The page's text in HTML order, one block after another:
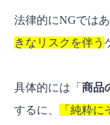
法律的にNGではあ
きなリスクを伴う
具体的には「 商品
するに、
「純粋